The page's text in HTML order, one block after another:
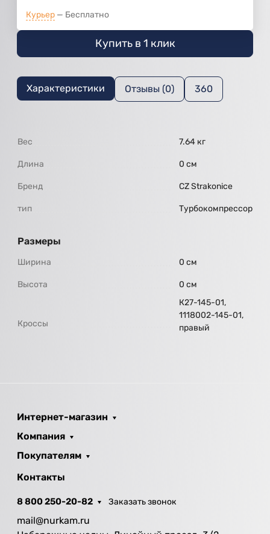
Курьер Бесплатно
Купить в 1 клик
Характеристики Отзывы (0) 360
Вес 7.64 кг
Длина 0 см
Бренд CZ Strakonice
тип Турбокомпрессор
Размеры
Ширина 0 см
Высота 0 см
Кроссы
К27-145-01,
1118002-145-01,
правый
Интернет-магазин
Компания
Покупателям
Контакты
8 800 250-20-82 Заказать звонок
mail@nurkam.ru